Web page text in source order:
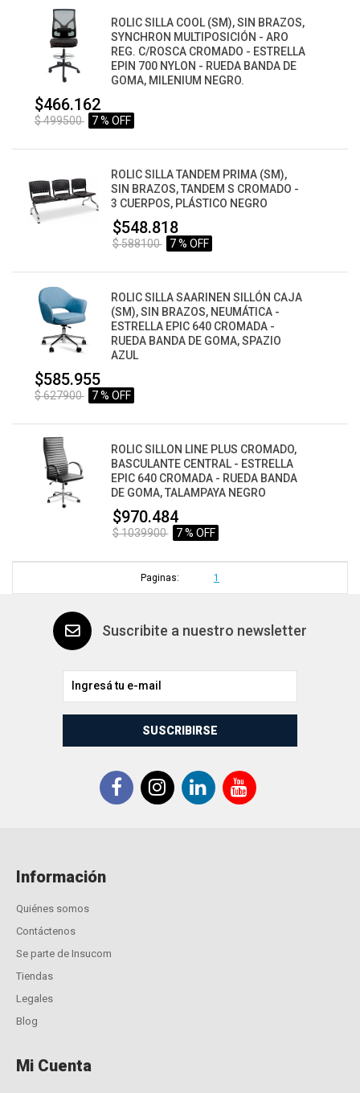
ROLIC SILLA COOL (SM), SIN BRAZOS,
SYNCHRON MULTIPOSICIÓN - ARO
REG. C/ROSCA CROMADO - ESTRELLA
EPIN 700 NYLON - RUEDA BANDA DE
GOMA, MILENIUM NEGRO.
$466.162
$ 499500 7 % OFF
ROLIC SILLA TANDEM PRIMA (SM),
SIN BRAZOS, TANDEM S CROMADO -
3 CUERPOS, PLÁSTICO NEGRO
$548.818
$ 588100 7 % OFF
ROLIC SILLA SAARINEN SILLÓN CAJA
(SM), SIN BRAZOS, NEUMÁTICA -
ESTRELLA EPIC 640 CROMADA -
RUEDA BANDA DE GOMA, SPAZIO
AZUL
$585.955
$ 627900 7 % OFF
ROLIC SILLON LINE PLUS CROMADO,
BASCULANTE CENTRAL - ESTRELLA
EPIC 640 CROMADA - RUEDA BANDA
DE GOMA, TALAMPAYA NEGRO
$970.484
$ 1039900 7 % OFF
Paginas: 1
Suscribite a nuestro newsletter
SUSCRIBIRSE
Información
Quiénes somos
Contáctenos
Se parte de Insucom
Tiendas
Legales
Blog
Mi Cuenta